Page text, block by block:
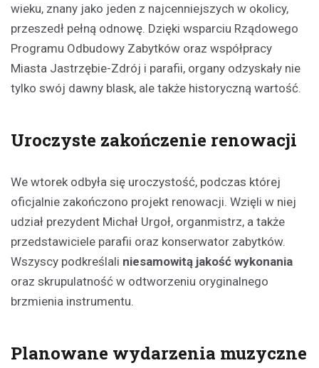
wieku, znany jako jeden z najcenniejszych w okolicy,
przeszedł pełną odnowę. Dzięki wsparciu Rządowego
Programu Odbudowy Zabytków oraz współpracy
Miasta Jastrzębie-Zdrój i parafii, organy odzyskały nie
tylko swój dawny blask, ale także historyczną wartość.
Uroczyste zakończenie renowacji
We wtorek odbyła się uroczystość, podczas której
oficjalnie zakończono projekt renowacji. Wzięli w niej
udział prezydent Michał Urgoł, organmistrz, a także
przedstawiciele parafii oraz konserwator zabytków.
Wszyscy podkreślali niesamowitą jakość wykonania
oraz skrupulatność w odtworzeniu oryginalnego
brzmienia instrumentu.
Planowane wydarzenia muzyczne